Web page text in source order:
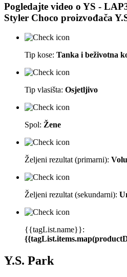
Pogledajte video o YS -
Styler Choco proizvođača
Tip kose: Tanka i beživotna
Tip vlasišta: Osjetljivo
Spol: Žene
Željeni rezultat (primarni):
Željeni rezultat (sekundarni):
{{tagList.name}}:
Y.S. Park